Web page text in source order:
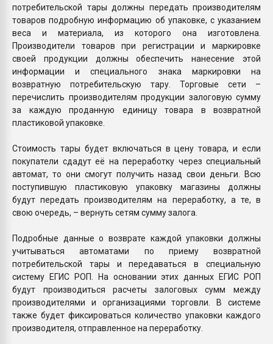
потребительской тары должны передать производителям
товаров подробную информацию об упаковке, с указанием
веса и материала, из которого она изготовлена.
Производители товаров при регистрации и маркировке
своей продукции должны обеспечить нанесение этой
информации и специального знака маркировки на
возвратную потребительскую тару. Торговые сети –
перечислить производителям продукции залоговую сумму
за каждую проданную единицу товара в возвратной
пластиковой упаковке.
Стоимость тары будет включаться в цену товара, и если
покупатели сдадут её на переработку через специальный
автомат, то они смогут получить назад свои деньги. Всю
поступившую пластиковую упаковку магазины должны
будут передать производителям на переработку, а те, в
свою очередь, – вернуть сетям сумму залога.
Подробные данные о возврате каждой упаковки должны
учитываться автоматами по приему возвратной
потребительской тары и передаваться в специальную
систему ЕГИС РОП. На основании этих данных ЕГИС РОП
будут производиться расчеты залоговых сумм между
производителями и организациями торговли. В системе
также будет фиксироваться количество упаковки каждого
производителя, отправленное на переработку.